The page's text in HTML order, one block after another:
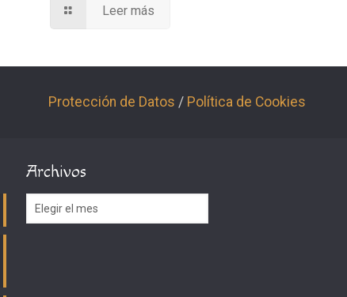
Leer más
Protección de Datos / Política de Cookies
Archivos
Archivos